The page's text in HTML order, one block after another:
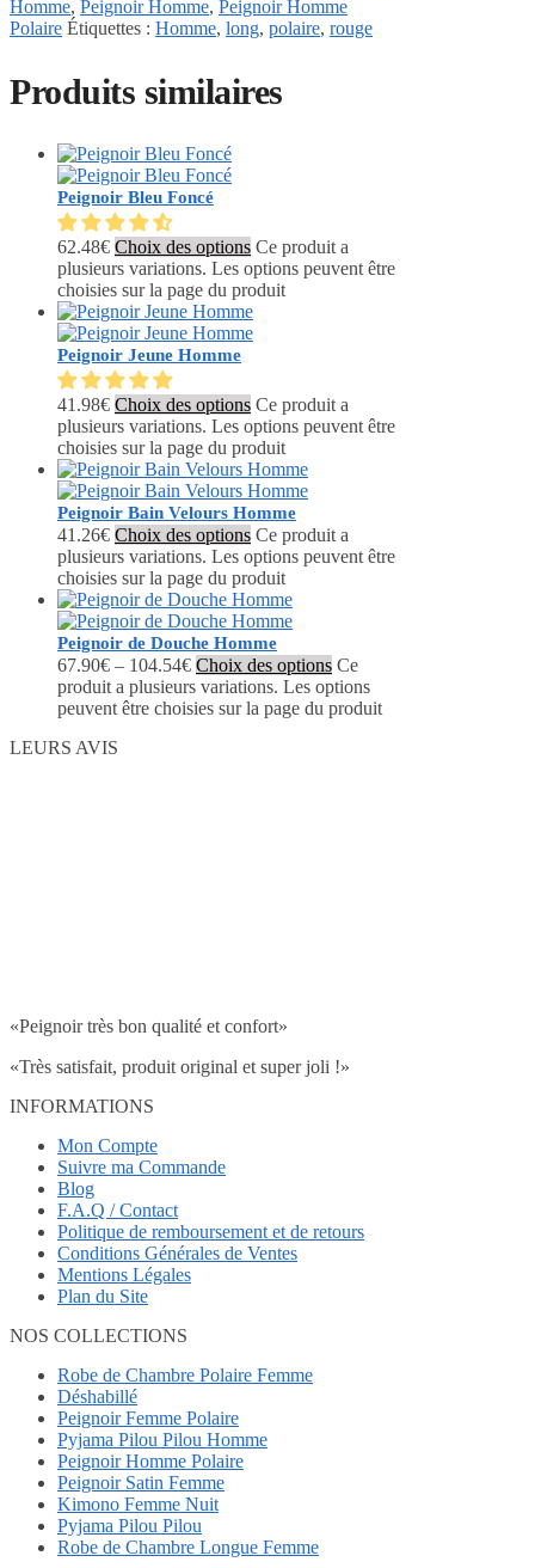
Homme, Peignoir Homme, Peignoir Homme
Polaire Étiquettes : Homme, long, polaire, rouge
Produits similaires
Peignoir Bleu Foncé
62.48€ Choix des options Ce produit a
plusieurs variations. Les options peuvent être
choisies sur la page du produit
Peignoir Jeune Homme
41.98€ Choix des options Ce produit a
plusieurs variations. Les options peuvent être
choisies sur la page du produit
Peignoir Bain Velours Homme
41.26€ Choix des options Ce produit a
plusieurs variations. Les options peuvent être
choisies sur la page du produit
Peignoir de Douche Homme
67.90€ – 104.54€ Choix des options Ce
produit a plusieurs variations. Les options
peuvent être choisies sur la page du produit
LEURS AVIS
«Peignoir très bon qualité et confort»
«Très satisfait, produit original et super joli !»
INFORMATIONS
Mon Compte
Suivre ma Commande
Blog
F.A.Q / Contact
Politique de remboursement et de retours
Conditions Générales de Ventes
Mentions Légales
Plan du Site
NOS COLLECTIONS
Robe de Chambre Polaire Femme
Déshabillé
Peignoir Femme Polaire
Pyjama Pilou Pilou Homme
Peignoir Homme Polaire
Peignoir Satin Femme
Kimono Femme Nuit
Pyjama Pilou Pilou
Robe de Chambre Longue Femme